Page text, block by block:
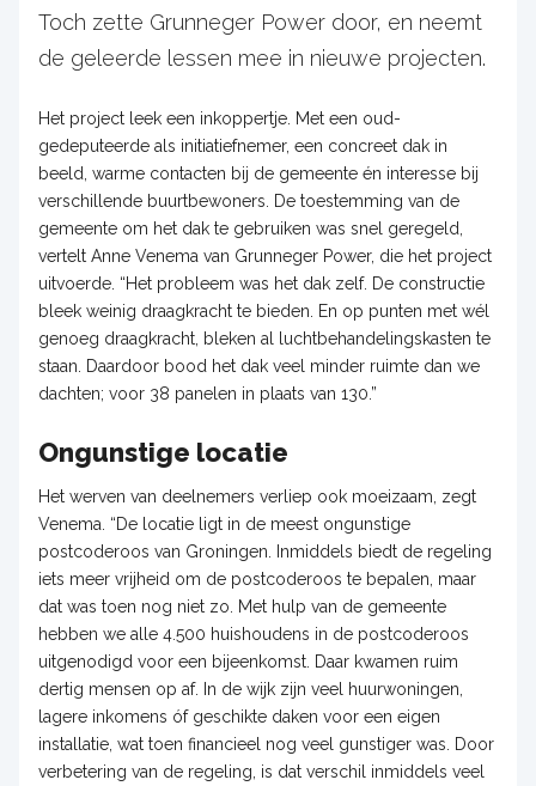
Toch zette Grunneger Power door, en neemt
de geleerde lessen mee in nieuwe projecten.
Het project leek een inkoppertje. Met een oud-
gedeputeerde als initiatiefnemer, een concreet dak in
beeld, warme contacten bij de gemeente én interesse bij
verschillende buurtbewoners. De toestemming van de
gemeente om het dak te gebruiken was snel geregeld,
vertelt Anne Venema van Grunneger Power, die het project
uitvoerde. “Het probleem was het dak zelf. De constructie
bleek weinig draagkracht te bieden. En op punten met wél
genoeg draagkracht, bleken al luchtbehandelingskasten te
staan. Daardoor bood het dak veel minder ruimte dan we
dachten; voor 38 panelen in plaats van 130.”
Ongunstige locatie
Het werven van deelnemers verliep ook moeizaam, zegt
Venema. “De locatie ligt in de meest ongunstige
postcoderoos van Groningen. Inmiddels biedt de regeling
iets meer vrijheid om de postcoderoos te bepalen, maar
dat was toen nog niet zo. Met hulp van de gemeente
hebben we alle 4.500 huishoudens in de postcoderoos
uitgenodigd voor een bijeenkomst. Daar kwamen ruim
dertig mensen op af. In de wijk zijn veel huurwoningen,
lagere inkomens óf geschikte daken voor een eigen
installatie, wat toen financieel nog veel gunstiger was. Door
verbetering van de regeling, is dat verschil inmiddels veel